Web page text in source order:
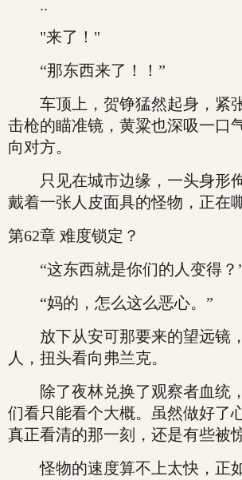
..
"来了！"
“那东西来了！！”
车顶上，贺铮猛然起身，紧
击枪的瞄准镜，黄粱也深吸一口
向对方。
只见在城市边缘，一头身形
戴着一张人皮面具的怪物，正在
第62章 难度锁定？
“这东西就是你们的人变得？
“妈的，怎么这么恶心。”
放下从安可那要来的望远镜
人，扭头看向弗兰克。
除了夜林兑换了观察者血统
们看只能看个大概。虽然做好了
真正看清的那一刻，还是有些被
怪物的速度算不上太快，正如